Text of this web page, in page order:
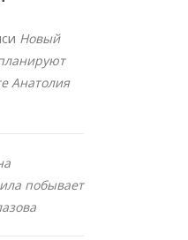
Новый
Анатолия
побывает